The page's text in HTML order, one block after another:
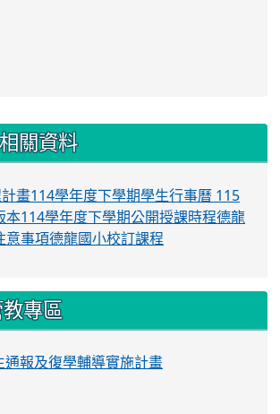
關資料
畫114學年度下學期學生行事曆 115
本114學年度下學期公開授課時程德龍
意事項德龍國小校訂課程
專區
報及復學輔導實施計畫